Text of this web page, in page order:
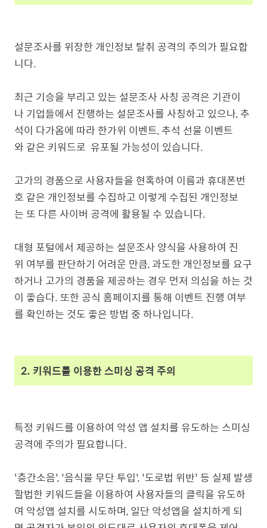
설문조사를 위장한 개인정보 탈취 공격의 주의가 필요합
니다.
최근 기승을 부리고 있는 설문조사 사칭 공격은 기관이
나 기업들에서 진행하는 설문조사를 사칭하고 있으나, 추
석이 다가옴에 따라 한가위 이벤트, 추석 선물 이벤트
와 같은 키워드로 유포될 가능성이 있습니다.
고가의 경품으로 사용자들을 현혹하여 이름과 휴대폰번
호 같은 개인정보를 수집하고 이렇게 수집된 개인정보
는 또 다른 사이버 공격에 활용될 수 있습니다.
대형 포털에서 제공하는 설문조사 양식을 사용하여 진
위 여부를 판단하기 어려운 만큼, 과도한 개인정보를 요구
하거나 고가의 경품을 제공하는 경우 먼저 의심을 하는 것
이 좋습다. 또한 공식 홈페이지를 통해 이벤트 진행 여부
를 확인하는 것도 좋은 방법 중 하나입니다.
2. 키워드를 이용한 스미싱 공격 주의
특정 키워드를 이용하여 악성 앱 설치를 유도하는 스미싱
공격에 주의가 필요합니다.
'층간소음', '음식물 무단 투입', '도로법 위반' 등 실제 발생
할법한 키워드들을 이용하여 사용자들의 클릭을 유도하
여 악성앱 설치를 시도하며, 일단 악성앱을 설치하게 되